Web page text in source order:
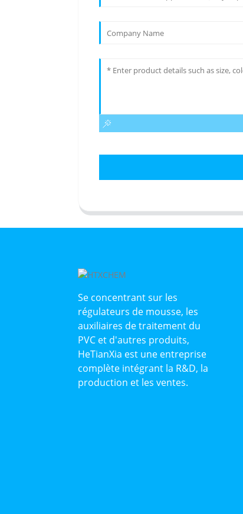
Se concentrant sur les
régulateurs de mousse, les
auxiliaires de traitement du
PVC et d'autres produits,
HeTianXia est une entreprise
complète intégrant la R&D, la
production et les ventes.